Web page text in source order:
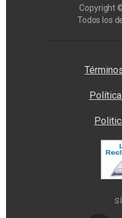
Copyright
Todos los